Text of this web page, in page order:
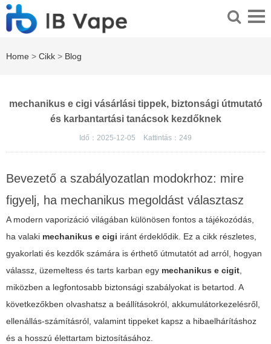
Home > Cikk > Blog
mechanikus e cigi vásárlási tippek, biztonsági útmutató
és karbantartási tanácsok kezdőknek
Idő：2025-12-05 Kattintás： 249
Bevezető a szabályozatlan modokrhoz: mire
figyelj, ha mechanikus megoldást választasz
A modern vaporizáció világában különösen fontos a tájékozódás,
ha valaki mechanikus e cigi iránt érdeklődik. Ez a cikk részletes,
gyakorlati és kezdők számára is érthető útmutatót ad arról, hogyan
válassz, üzemeltess és tarts karban egy mechanikus e cigit,
miközben a legfontosabb biztonsági szabályokat is betartod. A
következőkben olvashatsz a beállításokról, akkumulátorkezelésről,
ellenállás-számításról, valamint tippeket kapsz a hibaelhárításhoz
és a hosszú élettartam biztosításához.